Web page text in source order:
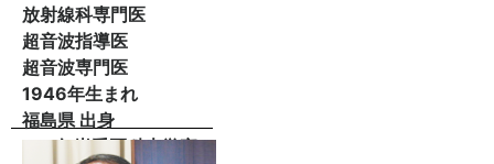
放射線科専門医
超音波指導医
超音波専門医
1946年生まれ
福島県 出身
S47年岩手医科大学卒